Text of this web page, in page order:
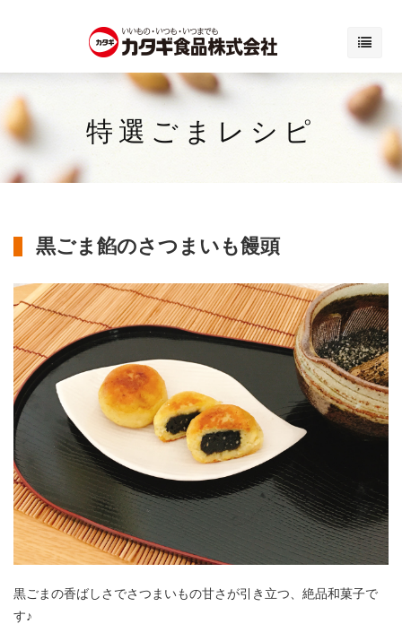
特選ごまレシピ
黒ごま餡のさつまいも饅頭
黒ごまの香ばしさでさつまいもの甘さが引き立つ、絶品和菓子で
す♪